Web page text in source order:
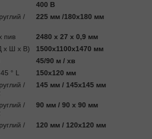
400 В
/
225 мм /180х180 мм
пив
2480 x 27 x 0,9 мм
х Ш х В)
1500х1100х1470 мм
45/90 м / хв
° L
150х120 мм
/
145 мм / 145х145 мм
/
90 мм / 90 х 90 мм
/
120 мм / 120х120 мм